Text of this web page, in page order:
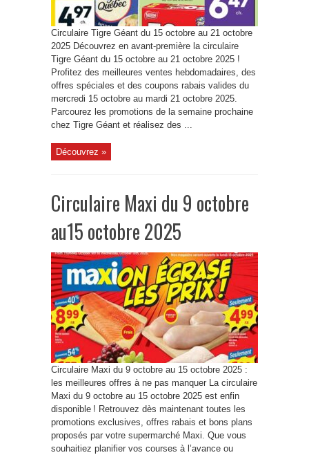
Circulaire Tigre Géant du 15 octobre au 21 octobre
2025 Découvrez en avant-première la circulaire
Tigre Géant du 15 octobre au 21 octobre 2025 !
Profitez des meilleures ventes hebdomadaires, des
offres spéciales et des coupons rabais valides du
mercredi 15 octobre au mardi 21 octobre 2025.
Parcourez les promotions de la semaine prochaine
chez Tigre Géant et réalisez des ...
Découvrez »
Circulaire Maxi du 9 octobre
au15 octobre 2025
Circulaire Maxi du 9 octobre au 15 octobre 2025 :
les meilleures offres à ne pas manquer La circulaire
Maxi du 9 octobre au 15 octobre 2025 est enfin
disponible ! Retrouvez dès maintenant toutes les
promotions exclusives, offres rabais et bons plans
proposés par votre supermarché Maxi. Que vous
souhaitiez planifier vos courses à l’avance ou